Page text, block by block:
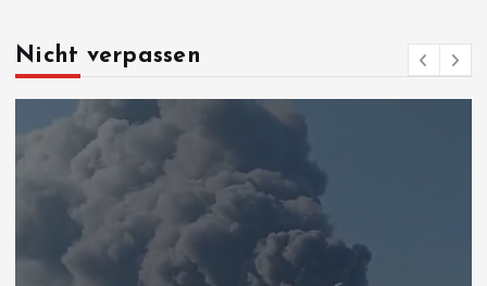
Nicht verpassen